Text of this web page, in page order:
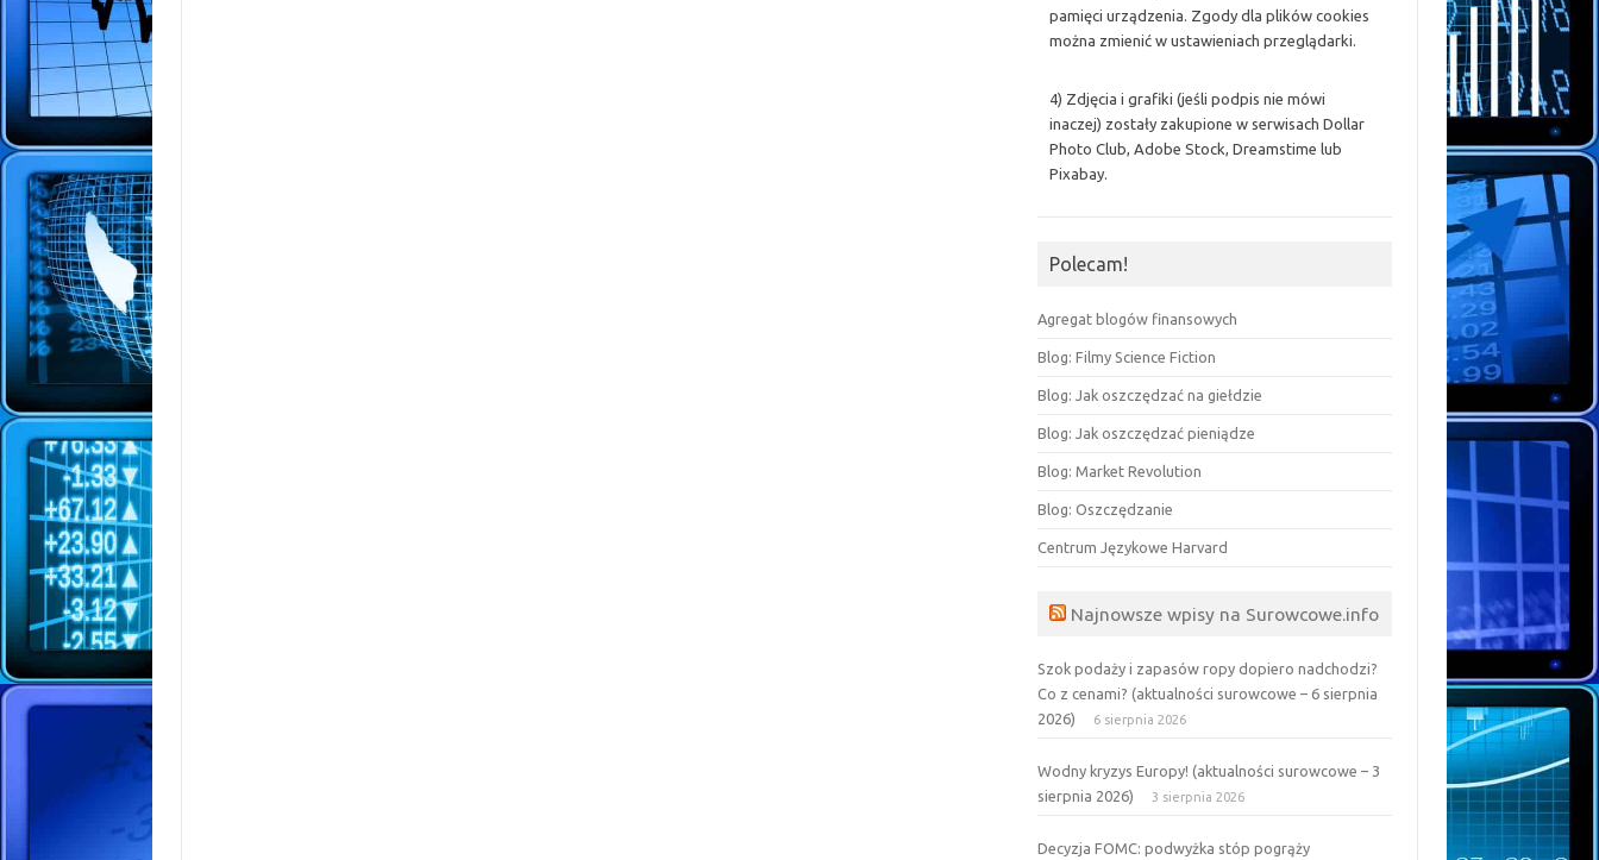
pamięci urządzenia. Zgody dla plików cookies
można zmienić w ustawieniach przeglądarki.
4) Zdjęcia i grafiki (jeśli podpis nie mówi
inaczej) zostały zakupione w serwisach Dollar
Photo Club, Adobe Stock, Dreamstime lub
Pixabay.
Polecam!
Agregat blogów finansowych
Blog: Filmy Science Fiction
Blog: Jak oszczędzać na giełdzie
Blog: Jak oszczędzać pieniądze
Blog: Market Revolution
Blog: Oszczędzanie
Centrum Językowe Harvard
Najnowsze wpisy na Surowcowe.info
Szok podaży i zapasów ropy dopiero nadchodzi?
Co z cenami? (aktualności surowcowe – 6 sierpnia
2026)
6 sierpnia 2026
Wodny kryzys Europy! (aktualności surowcowe – 3
sierpnia 2026)
3 sierpnia 2026
Decyzja FOMC: podwyżka stóp pogrąży